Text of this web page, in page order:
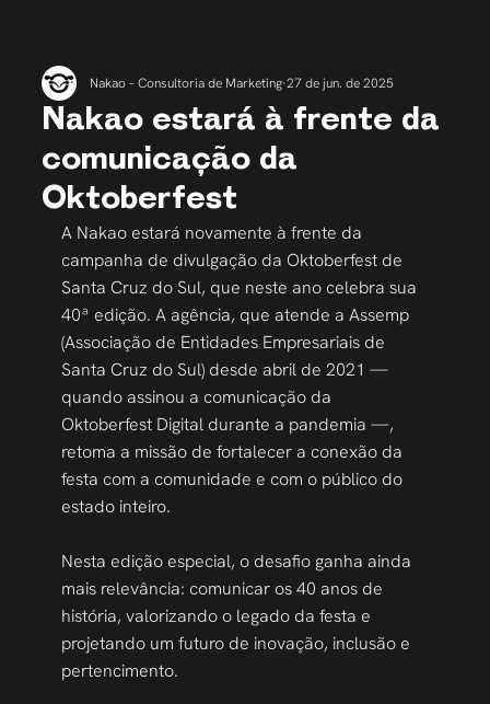
Nakao estará à frente da
comunicação da
Oktoberfest
Nakao – Consultoria de Marketing 27 de jun. de 2025
A Nakao estará novamente à frente da
campanha de divulgação da Oktoberfest de
Santa Cruz do Sul, que neste ano celebra sua
40ª edição. A agência, que atende a Assemp
(Associação de Entidades Empresariais de
Santa Cruz do Sul) desde abril de 2021 —
quando assinou a comunicação da
Oktoberfest Digital durante a pandemia —,
retoma a missão de fortalecer a conexão da
festa com a comunidade e com o público do
estado inteiro.
Nesta edição especial, o desafio ganha ainda
mais relevância: comunicar os 40 anos de
história, valorizando o legado da festa e
projetando um futuro de inovação, inclusão e
pertencimento.